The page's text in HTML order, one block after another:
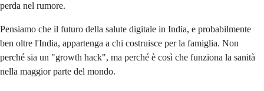
perda nel rumore.
Pensiamo che il futuro della salute digitale in India, e probabilmente
ben oltre l'India, appartenga a chi costruisce per la famiglia. Non
perché sia un "growth hack", ma perché è così che funziona la sanità
nella maggior parte del mondo.